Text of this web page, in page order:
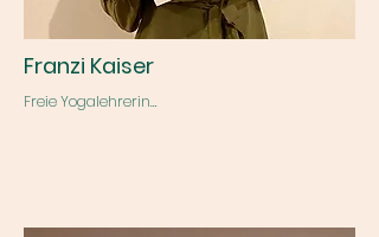
Franzi Kaiser
Freie Yogalehrerin